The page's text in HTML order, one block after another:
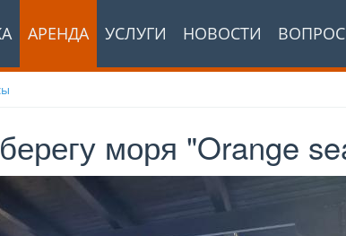
АРЕНДА УСЛУГИ НОВОСТИ
моря "Orange